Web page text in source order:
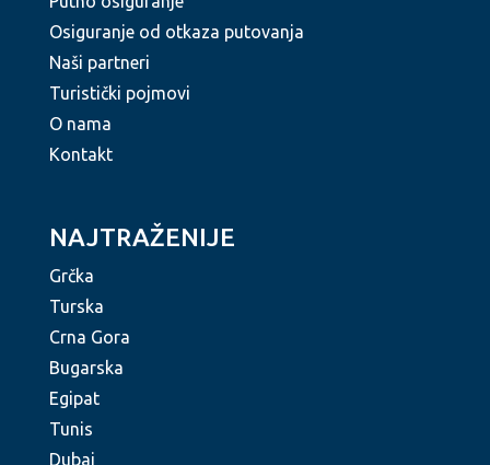
Osiguranje od otkaza putovanja
Naši partneri
Turistički pojmovi
O nama
Kontakt
NAJTRAŽENIJE
Grčka
Turska
Crna Gora
Bugarska
Egipat
Tunis
Dubai